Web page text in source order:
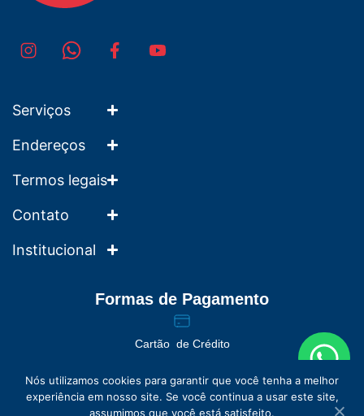
Serviços
Endereços
Termos legais
Contato
Institucional
Formas de Pagamento
Cartão de Crédito
Nós utilizamos cookies para garantir que você tenha a melhor
experiência em nosso site. Se você continua a usar este site,
assumimos que você está satisfeito.